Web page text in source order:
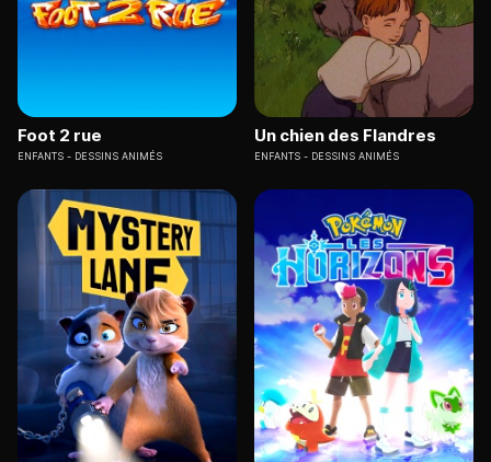
Foot 2 rue
ENFANTS DESSINS ANIMÉS
Un chien des Flandres
ENFANTS DESSINS ANIMÉS